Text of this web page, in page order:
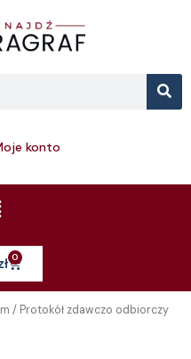
konto
0Cart
/ Protokół zdawczo odbiorczy